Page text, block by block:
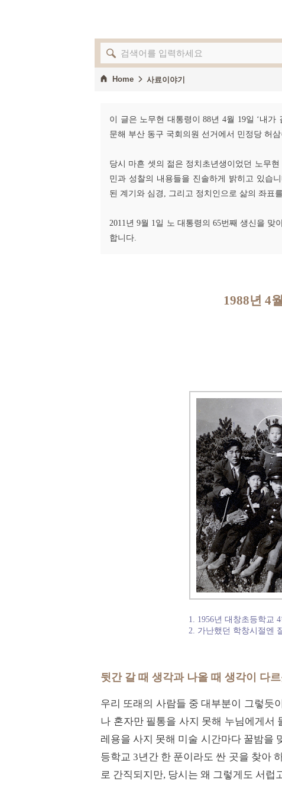
Home 사료이야기
이 글은 노무현 대통령이 88년 4월 19일 ‘내
문해 부산 동구 국회의원 선거에서 민정당 허
당시 마흔 셋의 젊은 정치초년생이었던 노무
민과 성찰의 내용들을 진솔하게 밝히고 있습
된 계기와 심경, 그리고 정치인으로 삶의 좌표
2011년 9월 1일 노 대통령의 65번째 생신을
합니다.
1988년 4
1. 1956년 대창초등학교
2. 가난했던 학창시절엔
뒷간 갈 때 생각과 나올 때 생각이 다르
우리 또래의 사람들 중 대부분이 그렇듯
나 혼자만 필통을 사지 못해 누님에게서
레용을 사지 못해 미술 시간마다 꿀밤을
등학교 3년간 한 푼이라도 싼 곳을 찾아
로 간직되지만, 당시는 왜 그렇게도 서럽